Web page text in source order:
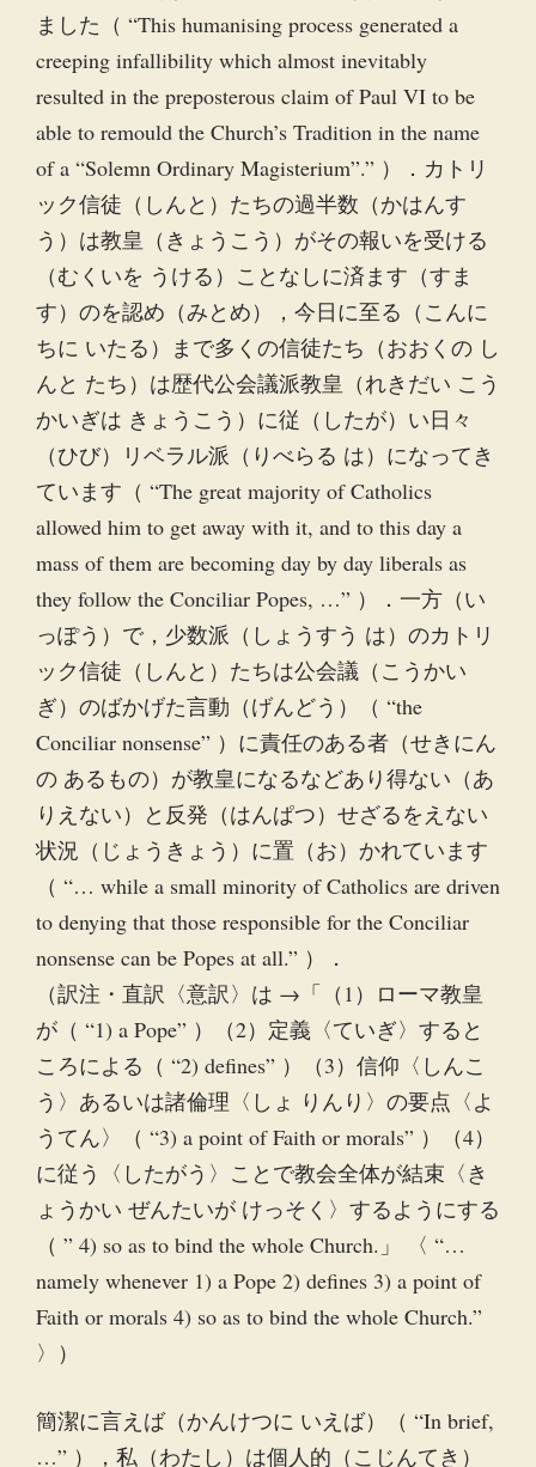
ました（ “This humanising process generated a
creeping infallibility which almost inevitably
resulted in the preposterous claim of Paul VI to be
able to remould the Church’s Tradition in the name
of a “Solemn Ordinary Magisterium”.” ）．カトリ
ック信徒（しんと）たちの過半数（かはんす
う）は教皇（きょうこう）がその報いを受ける
（むくいを うける）ことなしに済ます（すま
す）のを認め（みとめ），今日に至る（こんに
ちに いたる）まで多くの信徒たち（おおくの し
んと たち）は歴代公会議派教皇（れきだい こう
かいぎは きょうこう）に従（したが）い日々
（ひび）リベラル派（りべらる は）になってき
ています（ “The great majority of Catholics
allowed him to get away with it, and to this day a
mass of them are becoming day by day liberals as
they follow the Conciliar Popes, …” ）．一方（い
っぽう）で，少数派（しょうすう は）のカトリ
ック信徒（しんと）たちは公会議（こうかい
ぎ）のばかげた言動（げんどう）（ “the
Conciliar nonsense” ）に責任のある者（せきにん
の あるもの）が教皇になるなどあり得ない（あ
りえない）と反発（はんぱつ）せざるをえない
状況（じょうきょう）に置（お）かれています
（ “… while a small minority of Catholics are driven
to denying that those responsible for the Conciliar
nonsense can be Popes at all.” ）．
（訳注・直訳〈意訳〉は →「（1）ローマ教皇
が（ “1) a Pope” ）（2）定義〈ていぎ〉すると
ころによる（ “2) defines” ）（3）信仰〈しんこ
う〉あるいは諸倫理〈しょ りんり〉の要点〈よ
うてん〉（ “3) a point of Faith or morals” ）（4）
に従う〈したがう〉ことで教会全体が結束〈き
ょうかい ぜんたいが けっそく〉するようにする
（ ” 4) so as to bind the whole Church.」 〈 “…
namely whenever 1) a Pope 2) defines 3) a point of
Faith or morals 4) so as to bind the whole Church.”
〉）
簡潔に言えば（かんけつに いえば）（ “In brief,
…” ），私（わたし）は個人的（こじんてき）